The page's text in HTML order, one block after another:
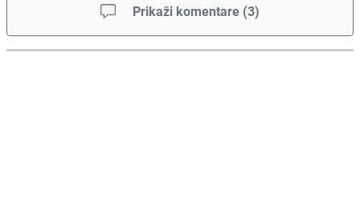
Prikaži komentare (3)